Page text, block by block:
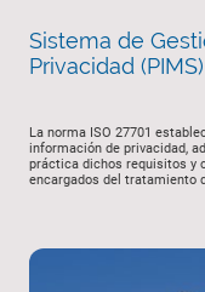
Sistema de
Privacidad (PIMS)
La norma ISO 27701
información de privacidad,
práctica dichos requisitos y
encargados del tratamiento